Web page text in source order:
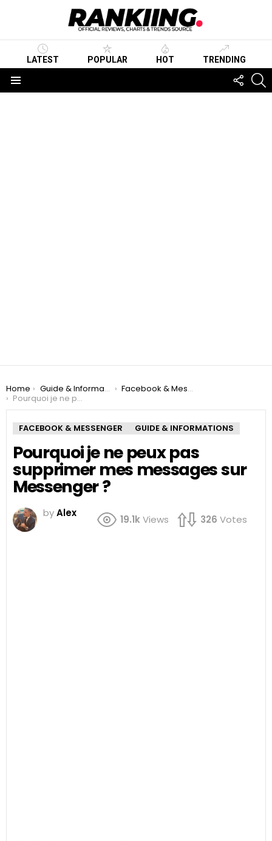
LATEST POPULAR HOT TRENDING
US
You are here:
Home Guide & Informations
Facebook & Messenger
Pourquoi je ne peux pas supprimer mes messages sur Messenger ?
FACEBOOK & MESSENGER GUIDE & INFORMATIONS
Pourquoi je ne peux pas
supprimer mes messages sur
Messenger ?
byAlex
19.1kViews 326 Votes